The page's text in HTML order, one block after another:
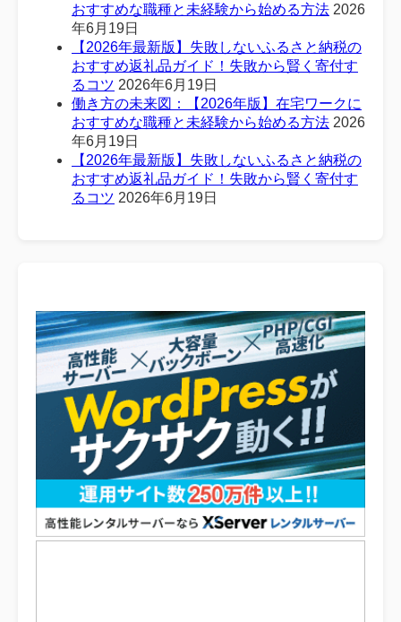
おすすめな職種と未経験から始める方法 2026
年6月19日
【2026年最新版】失敗しないふるさと納税の
おすすめ返礼品ガイド！失敗から賢く寄付す
るコツ 2026年6月19日
働き方の未来図：【2026年版】在宅ワークに
おすすめな職種と未経験から始める方法 2026
年6月19日
【2026年最新版】失敗しないふるさと納税の
おすすめ返礼品ガイド！失敗から賢く寄付す
るコツ 2026年6月19日